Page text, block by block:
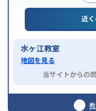
特待生・奨
オンラ
近
水ヶ江教室
地図を見る
当サイトからの